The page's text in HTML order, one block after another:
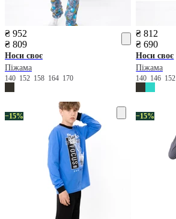
₴ 952
₴ 809
Носи своє
Піжама
140 152 158 164 170
₴ 812
₴ 690
Носи своє
Піжама
140 146 152
−15% −15%